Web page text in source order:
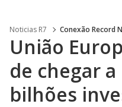
Noticias R7 Conexão Record
União
de chegar a
bilhões